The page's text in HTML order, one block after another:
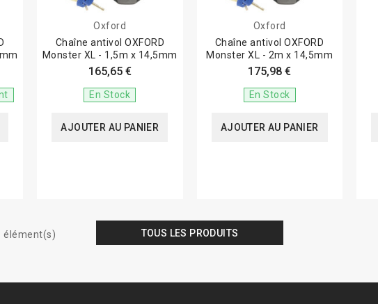
Oxford
Chaîne antivol OXFORD
Monster XL - 1,5m x 14,5mm
165,65 €
En Stock
AJOUTER AU PANIER
Oxford
Chaîne antivol OXFORD
Monster XL - 2m x 14,5mm
175,98 €
En Stock
AJOUTER AU PANIER
élément(s) TOUS LES PRODUITS